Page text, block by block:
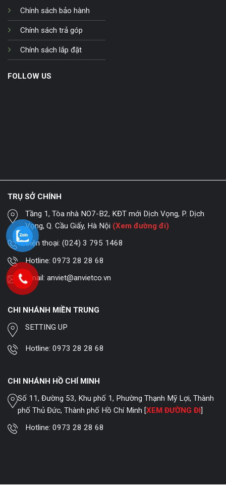
Chính sách bảo hành
Chính sách trả góp
Chính sách lắp đặt
FOLLOW US
TRỤ SỞ CHÍNH
Tầng 1, Tòa nhà NO7-B2, KĐT mới Dịch Vọng, P. Dịch
Vọng, Q. Cầu Giấy, Hà Nội (Xem đường đi)
Điện thoại:(024) 3 795 1468
Hotline:0973 28 28 68
Email:anviet@anvietco.vn
CHI NHÁNH MIỀN TRUNG
SETTING UP
Hotline:0973 28 28 68
CHI NHÁNH HỒ CHÍ MINH
Số 11, Đường 53, Khu phố 1, Phường Thạnh Mỹ Lợi, Thành
phố Thủ Đức, Thành phố Hồ Chí Minh [XEM ĐƯỜNG ĐI]
Hotline:0973 28 28 68